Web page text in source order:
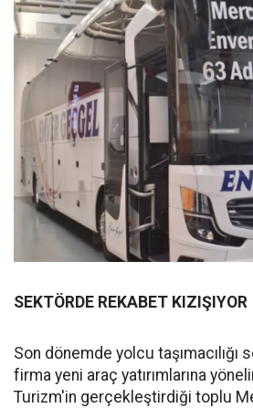
SEKTÖRDE REKABET KIZIŞIYOR
Son dönemde yolcu
firma yeni araç yatırımlarına
Turizm'in gerçekleştirdiği toplu